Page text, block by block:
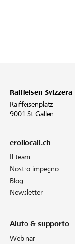
Raiffeisen Svizzera
Raiffeisenplatz
9001 St.Gallen
eroilocali.ch
Il team
Nostro impegno
Blog
Newsletter
Aiuto & supporto
Webinar